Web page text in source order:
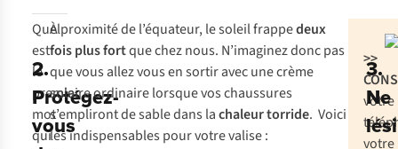
Quel
est
le
premier
mot
qui
2.
Protégez-
vous
À proximité de l’équateur, le soleil frappedeux
fois plus fortque chez nous. N’imaginez donc pas
que vous allez vous en sortir avec une crème
solaire ordinaire lorsque vos chaussures
s’empliront de sable dans lachaleur torride. Voici
les indispensables pour votre valise :
>>
votre
votre
3.
Ne